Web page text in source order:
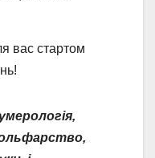
вас стартом